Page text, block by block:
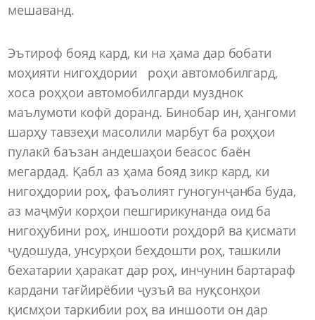
мешаванд.
Эътироф бояд кард, ки на ҳама дар бобати
моҳияти нигоҳдории роҳи автомобилгард,
хоса роҳҳои автомобилгарди музднок
маълумоти кофӣ доранд. Бинобар ин, ҳангоми
шарҳу тавзеҳи масолили марбут ба роҳҳои
пулакӣ баъзан андешаҳои беасос баён
мегардад. Қабл аз ҳама бояд зикр кард, ки
нигоҳдории роҳ, фаъолият гуногунҷанба буда,
аз маҷмӯи корҳои пешгирикунанда оид ба
нигоҳубини роҳ, иншооти роҳдорӣ ва қисмати
ҷудошуда, унсурҳои беҳдошти роҳ, ташкили
бехатарии ҳаракат дар роҳ, инчунин бартараф
кардани тағйирёбии ҷузъӣ ва нуқсонҳои
қисмҳои таркибии роҳ ва иншооти он дар